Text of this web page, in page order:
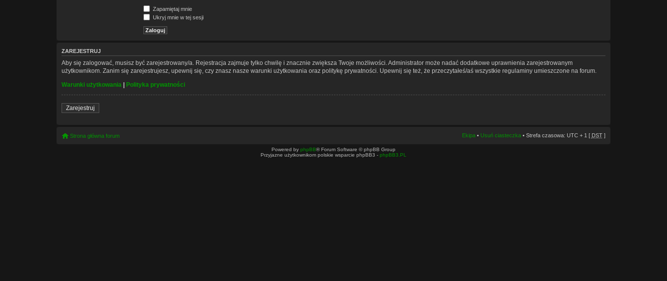
Zapamiętaj mnie
Ukryj mnie w tej sesji
ZAREJESTRUJ
Aby się zalogować, musisz być zarejestrowany/a. Rejestracja zajmuje tylko chwilę i znacznie zwiększa Twoje możliwości. Administrator może nadać dodatkowe uprawnienia zarejestrowanym
użytkownikom. Zanim się zarejestrujesz, upewnij się, czy znasz nasze warunki użytkowania oraz politykę prywatności. Upewnij się też, że przeczytałeś/aś wszystkie regulaminy umieszczone na forum.
Warunki użytkowania | Polityka prywatności
Zarejestruj
Strona główna forum Ekipa• Usuń ciasteczka• Strefa czasowa: UTC + 1 [ DST]
Powered by phpBB® Forum Software © phpBB Group
Przyjazne użytkownikom polskie wsparcie phpBB3 - phpBB3.PL